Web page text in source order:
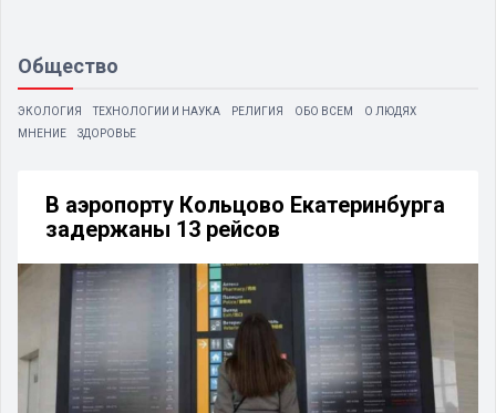
Общество
ЭКОЛОГИЯ ТЕХНОЛОГИИ И НАУКА РЕЛИГИЯ ОБО ВСЕМ
О ЛЮДЯХ
МНЕНИЕ
ЗДОРОВЬЕ
В аэропорту Кольцово Екатеринбурга
задержаны 13 рейсов